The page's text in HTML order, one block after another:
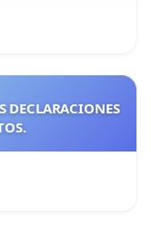
DECLARACIONES